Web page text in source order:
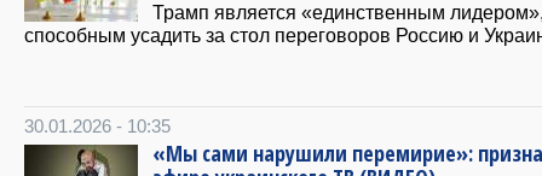
Трамп является «единственным
способным усадить за стол переговоров Россию и
30.01.2026 - 10:35
«Мы сами нарушили перемирие»: